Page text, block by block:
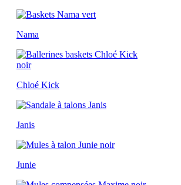
Nama
Chloé Kick
Janis
Junie